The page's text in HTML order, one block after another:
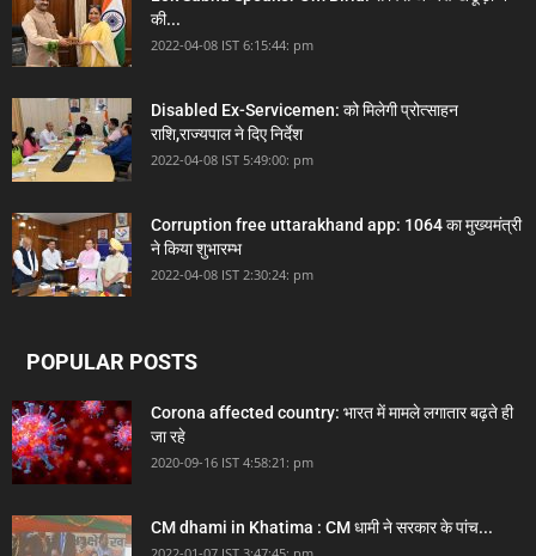
की...
2022-04-08 IST 6:15:44: pm
Disabled Ex-Servicemen: को मिलेगी प्रोत्साहन
राशि,राज्यपाल ने दिए निर्देश
2022-04-08 IST 5:49:00: pm
Corruption free uttarakhand app: 1064 का मुख्यमंत्री
ने किया शुभारम्भ
2022-04-08 IST 2:30:24: pm
POPULAR POSTS
Corona affected country: भारत में मामले लगातार बढ़ते ही
जा रहे
2020-09-16 IST 4:58:21: pm
CM dhami in Khatima : CM धामी ने सरकार के पांच...